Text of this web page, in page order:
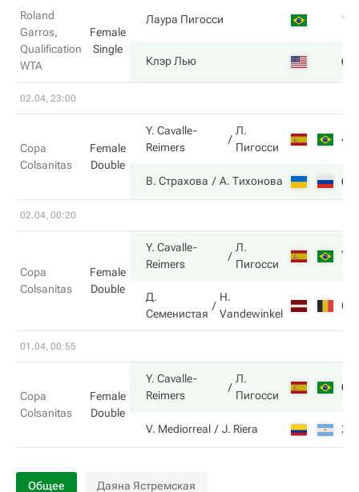
Roland
Garros,
Qualification
WTA
Female
Single
Лаура Пигосси 1
Клэр Лью 6
02.04, 23:00
Copa
Colsanitas
Female
Double
Y. Cavalle-
Reimers
Л.
Пигосси
4
В. Страхова А. Тихонова 6
02.04, 00:20
Copa
Colsanitas
Female
Double
Y. Cavalle-
Reimers
Л.
Пигосси
7
Д.
Семенистая
H.
Vandewinkel
6
01.04, 00:55
Copa
Colsanitas
Female
Double
Y. Cavalle-
Reimers
Л.
Пигосси
6
V. Mediorreal J. Riera 3
Общее Даяна Ястремская